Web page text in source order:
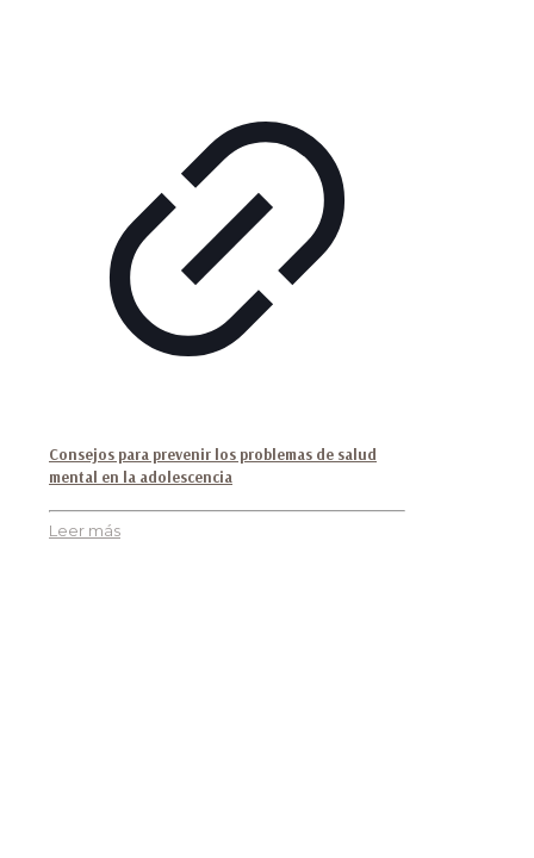
Consejos para prevenir los problemas de salud
mental en la adolescencia
Leer más